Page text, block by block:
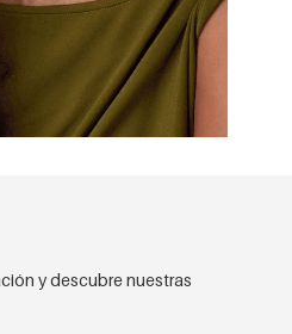
y descubre nuestras